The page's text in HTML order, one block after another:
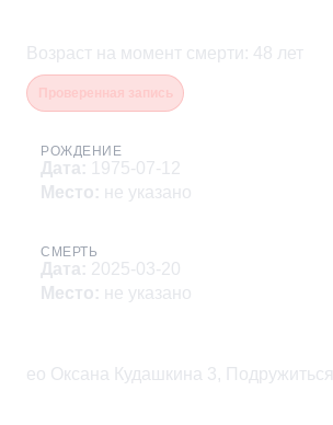
Возраст на момент смерти : 48 лет
РОЖДЕНИЕ
Дата: 1975-07-12
Место: не указано
СМЕРТЬ
Дата: 2025-03-20
Место: не указано
eo Оксана Кудашкина 3, Подружиться